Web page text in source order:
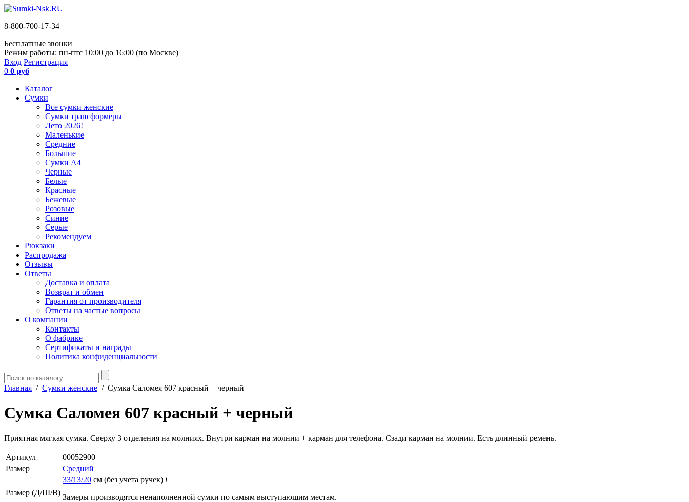
8-800-700-17-34
Бесплатные звонки
Режим работы: пн-птс 10:00 до 16:00 (по Москве)
Вход Регистрация
0 0 руб
Каталог
Сумки
Все сумки женские
Сумки трансформеры
Лето 2026!
Маленькие
Средние
Большие
Сумки А4
Черные
Белые
Красные
Бежевые
Розовые
Синие
Серые
Рекомендуем
Рюкзаки
Распродажа
Отзывы
Ответы
Доставка и оплата
Возврат и обмен
Гарантия от производителя
Ответы на частые вопросы
О компании
Контакты
О фабрике
Сертификаты и награды
Политика конфиденциальности
Главная / Сумки женские / Сумка Саломея 607 красный + черный
Сумка Саломея 607 красный + черный
Приятная мягкая сумка. Сверху 3 отделения на молниях. Внутри карман на молнии + карман для телефона. Сзади карман на молнии. Есть длинный ремень.
Артикул
00052900
Размер
Средний
Размер (Д/Ш/В)
33/13/20 см (без учета ручек) i
Замеры производятся ненаполненной сумки по самым выступающим местам.